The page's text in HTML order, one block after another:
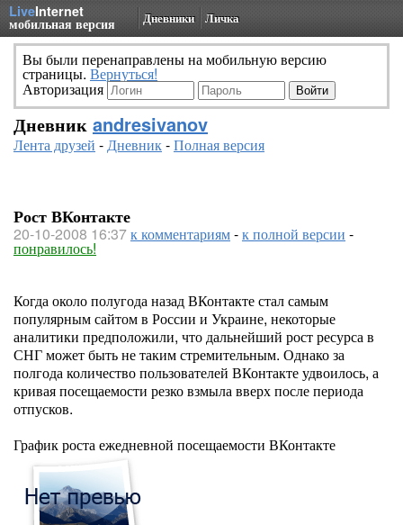
LiveInternet
мобильная версия Дневники Личка
Вы были перенаправлены на мобильную версию
страницы. Вернуться!
Авторизация
Дневник andresivanov
Лента друзей -Дневник-Полная версия
Рост ВКонтакте
20-10-2008 16:37к комментариям-к полной версии -
понравилось!
Когда около полугода назад ВКонтакте стал самым
популярным сайтом в России и Украине, некоторые
аналитики предположили, что дальнейший рост ресурса в
СНГ может быть не таким стремительным. Однако за
полгода количество пользователей ВКонтакте удвоилось, а
кривая посещаемости резко взмыла вверх после периода
отпусков.
График роста ежедневной посещаемости ВКонтакте